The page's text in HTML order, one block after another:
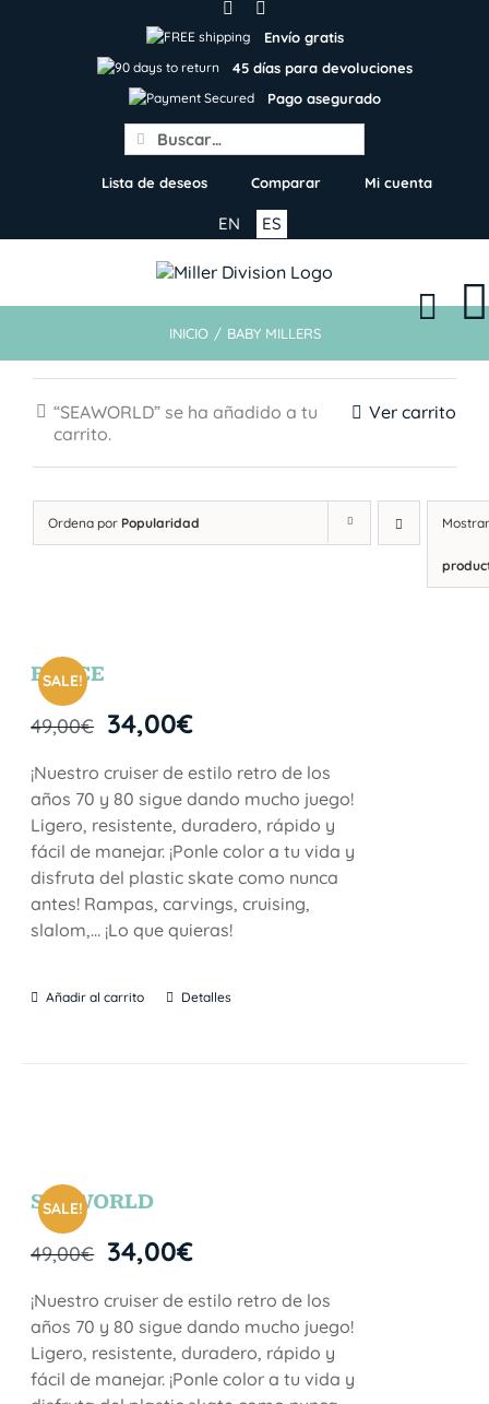
Envío gratis
45 días para devoluciones
Pago asegurado
Search
for:
Lista de deseos Comparar Mi cuenta
ES
EN
INICIO / BABY MILLERS
Ver carrito
“SEAWORLD” se ha añadido a tu
carrito.
Ordena por Popularidad
SALE!
BRYCE
49,00€ 34,00€
¡Nuestro cruiser de estilo retro de los
años 70 y 80 sigue dando mucho juego!
Ligero, resistente, duradero, rápido y
fácil de manejar. ¡Ponle color a tu vida y
disfruta del plastic skate como nunca
antes! Rampas, carvings, cruising,
slalom,… ¡Lo que quieras!
Añadir al carrito Detalles
SALE!
SEAWORLD
49,00€ 34,00€
¡Nuestro cruiser de estilo retro de los
años 70 y 80 sigue dando mucho juego!
Ligero, resistente, duradero, rápido y
fácil de manejar. ¡Ponle color a tu vida y